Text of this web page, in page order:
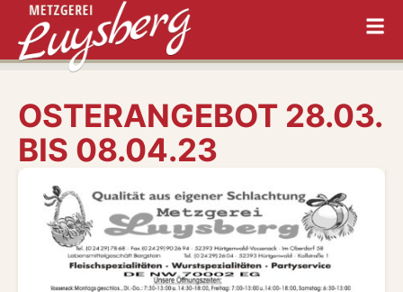
OSTERANGEBOT 28.03.
BIS 08.04.23